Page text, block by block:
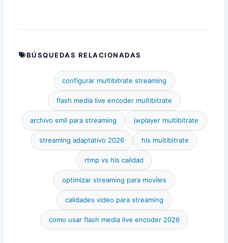
BÚSQUEDAS RELACIONADAS
configurar multibitrate streaming
flash media live encoder multibitrate
archivo smil para streaming jwplayer multibitrate
streaming adaptativo 2026 hls multibitrate
rtmp vs hls calidad
optimizar streaming para moviles
calidades video para streaming
como usar flash media live encoder 2026